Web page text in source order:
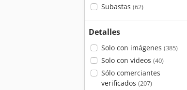
Subastas (62)
Detalles
Solo con imágenes (385)
Solo con videos (40)
Sólo comerciantes
verificados (207)